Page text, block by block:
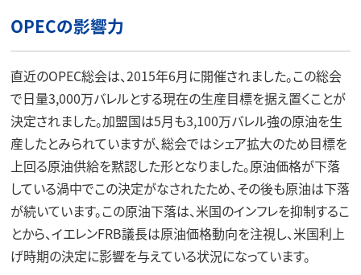
OPECの影響力
直近のOPEC総会は、2015年6月に開催されました。この総会
で日量3,000万バレルとする現在の生産目標を据え置くことが
決定されました。加盟国は5月も3,100万バレル強の原油を生
産したとみられていますが、総会ではシェア拡大のため目標を
上回る原油供給を黙認した形となりました。原油価格が下落
している渦中でこの決定がなされたため、その後も原油は下落
が続いています。この原油下落は、米国のインフレを抑制するこ
とから、イエレンFRB議長は原油価格動向を注視し、米国利上
げ時期の決定に影響を与えている状況になっています。